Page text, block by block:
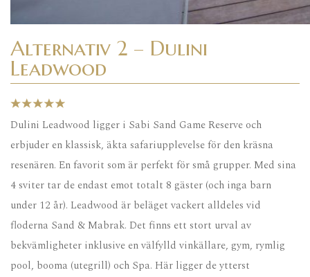
Alternativ 2 – Dulini
Leadwood
Dulini Leadwood ligger i Sabi Sand Game Reserve och
erbjuder en klassisk, äkta safariupplevelse för den kräsna
resenären. En favorit som är perfekt för små grupper. Med sina
4 sviter tar de endast emot totalt 8 gäster (och inga barn
under 12 år). Leadwood är beläget vackert alldeles vid
floderna Sand & Mabrak. Det finns ett stort urval av
bekvämligheter inklusive en välfylld vinkällare, gym, rymlig
pool, booma (utegrill) och Spa. Här ligger de ytterst